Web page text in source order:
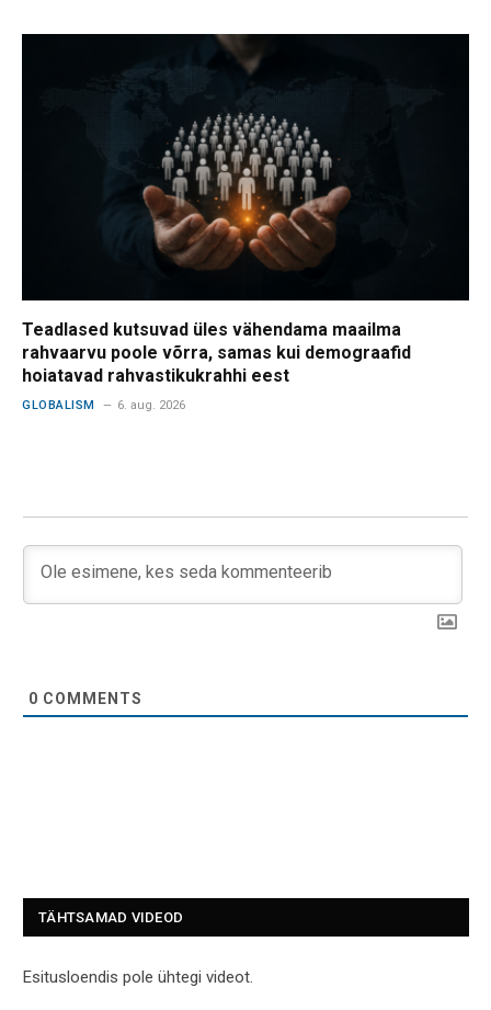
Teadlased kutsuvad üles vähendama maailma
rahvaarvu poole võrra, samas kui demograafid
hoiatavad rahvastikukrahhi eest
GLOBALISM 6. aug. 2026
0 COMMENTS
TÄHTSAMAD VIDEOD
Esitusloendis pole ühtegi videot.